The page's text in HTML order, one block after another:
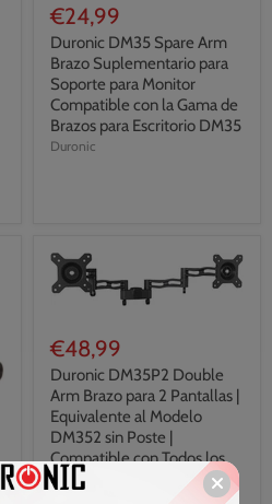
€24,99
Duronic DM35 Spare Arm
Brazo Suplementario para
Soporte para Monitor
Compatible con la Gama de
Brazos para Escritorio DM35
Duronic
€48,99
Duronic DM35P2 Double
Arm Brazo para 2 Pantallas |
Equivalente al Modelo
DM352 sin Poste |
Compatible con Todos los
Postes